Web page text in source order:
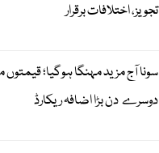
تجویز، اختلافات برقرار
سونا آج مزید مہنگا ہوگیا؛
دوسرے دن بڑا اضافہ ریکارڈ